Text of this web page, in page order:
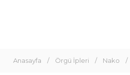
Anasayfa Örgü İpleri Nako